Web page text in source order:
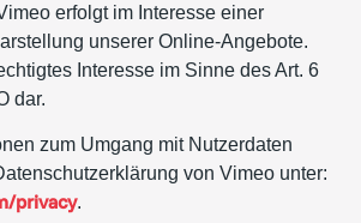
erfolgt im Interesse einer
unserer Online-Angebote.
Interesse im Sinne des Art. 6
dar.
zum Umgang mit Nutzerdaten
von Vimeo unter:
privacy.